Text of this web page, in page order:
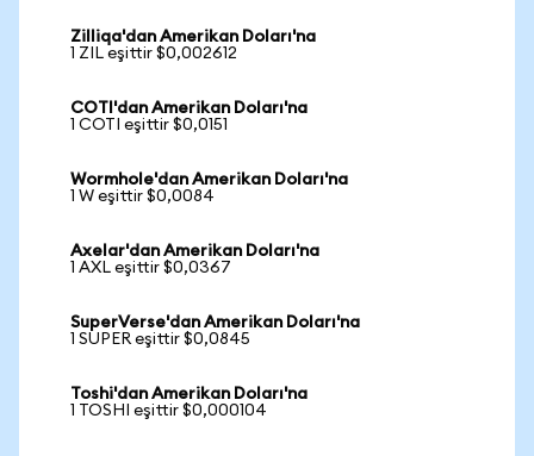
Zilliqa'dan Amerikan Doları'na
1 ZIL eşittir $0,002612
COTI'dan Amerikan Doları'na
1 COTI eşittir $0,0151
Wormhole'dan Amerikan Doları'na
1 W eşittir $0,0084
Axelar'dan Amerikan Doları'na
1 AXL eşittir $0,0367
SuperVerse'dan Amerikan Doları'na
1 SUPER eşittir $0,0845
Toshi'dan Amerikan Doları'na
1 TOSHI eşittir $0,000104